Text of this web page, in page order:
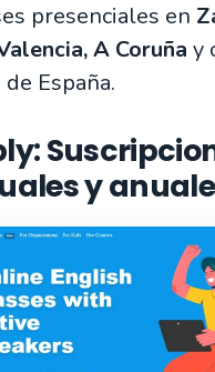
presenciales en
A Coruña y
España.
:
y